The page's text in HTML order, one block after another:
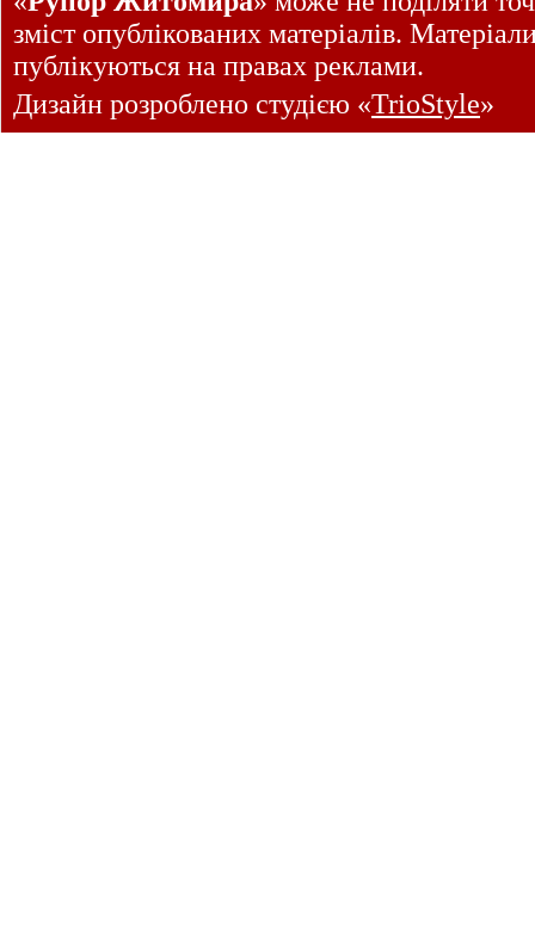
зміст опублікованих матеріалів.
публікуються на правах реклами.
Дизайн розроблено студією «TrioStyle»